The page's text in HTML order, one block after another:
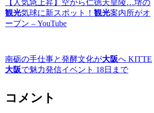
【人気急上昇】空から仁徳天皇陵…堺の
観光気球に新スポット！観光案内所がオ
ープン – YouTube
南砺の手仕事と発酵文化が大阪へ KITTE
大阪で魅力発信イベント 18日まで
コメント